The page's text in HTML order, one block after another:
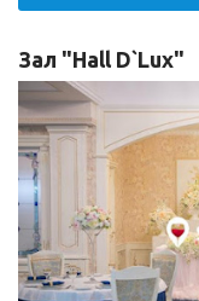
Зал "Hall D`Lux"